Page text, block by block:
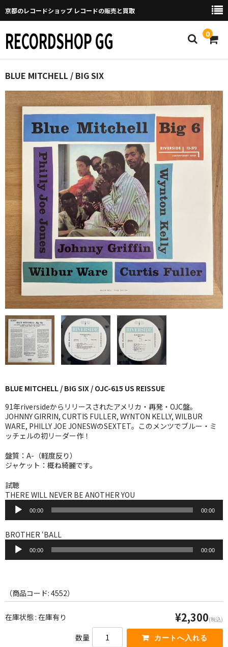
京都のレコードショップ レコードの販売と買取
RECORDSHOP GG 0
Home
マイページ
GGについて
取り置きなどについて
Categories
New Arrivals
新譜
GG RECORD （当店のレーベル）
全商品
BLUE NOTE
JAZZ-EU
JAZZ-JP
J-POP
ROCK
FOLK,SSW
WORLD
7INC
レア盤（1万円以上）
BLUE MITCHELL / BIG SIX
BLUE MITCHELL / BIG SIX / OJC-615 US REISSUE
91年riversideからリリースされたアメリカ・再発・OJC盤。
JOHNNY GIRRIN, CURTIS FULLER, WYNTON KELLY, WILBUR
WARE, PHILLY JOE JONESWのSEXTET。このメンツでブルー・ミ
ッチェルの初リーダー作！
盤質：A-（軽度反り）
ジャケット：概ね綺麗です。
試聴
THERE WILL NEVER BE ANOTHER YOU
プ
レ
ー
ー
00:00 00:00
BROTHER ‘BALL
プ
ヤ
ー
00:00 00:00
（商品コード: 4552）
在庫状態 : 在庫有り ¥2,300(税込)
数量